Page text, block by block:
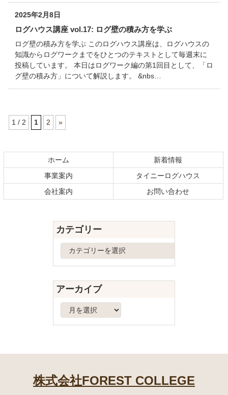
2025年2月8日
ログハウス講座 vol.17: ログ壁の積み方を学ぶ
ログ壁の積み方を学ぶ このログハウス講座は、ログハウスの
知識からログワークまでをひとつのテキストとして毎週末に
投稿しています。 本日はログワーク編の第1回目として、「ロ
グ壁の積み方」について解説します。 &nbs…
1 / 2 1 2
»
ン
文
の
へ
ホーム
新着情報
事業案内
タイニーログハウス
会社案内
お問い合わせ
カテゴリー
ゴ
リ
ー
アーカイブ
ー
カ
株式会社FOREST COLLEGE